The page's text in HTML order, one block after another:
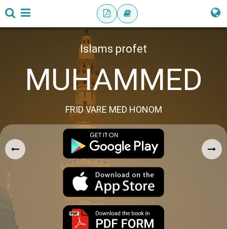
Islams profet
MUHAMMED
FRID VARE MED HONOM